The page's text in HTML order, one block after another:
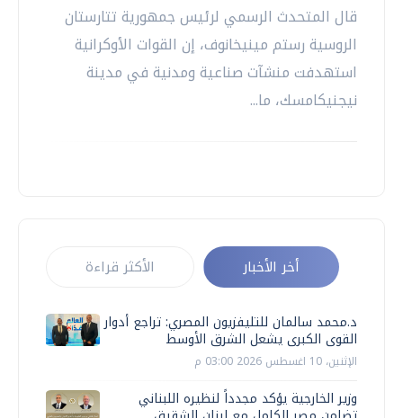
قال المتحدث الرسمي لرئيس جمهورية تتارستان
الروسية رستم مينيخانوف، إن القوات الأوكرانية
استهدفت منشآت صناعية ومدنية في مدينة
نيجنيكامسك، ما...
أخر الأخبار الأكثر قراءة
د.محمد سالمان للتليفزيون المصري: تراجع أدوار
القوى الكبرى يشعل الشرق الأوسط
الإثنين، 10 اغسطس 2026 03:00 م
وزير الخارجية يؤكد مجدداً لنظيره اللبناني